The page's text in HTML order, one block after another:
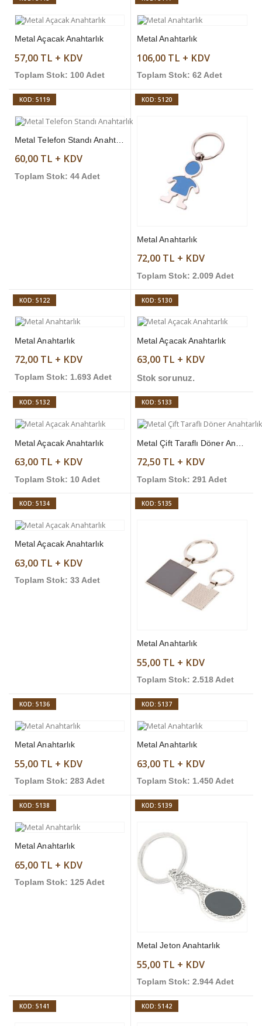
Metal Açacak Anahtarlık
57,00 TL + KDV
Toplam Stok: 100 Adet
Metal Anahtarlık
106,00 TL + KDV
Toplam Stok: 62 Adet
KOD: 5119
Metal Telefon Standı Anahtarlık
60,00 TL + KDV
Toplam Stok: 44 Adet
KOD: 5120
Metal Anahtarlık
72,00 TL + KDV
Toplam Stok: 2.009 Adet
KOD: 5122
Metal Anahtarlık
72,00 TL + KDV
Toplam Stok: 1.693 Adet
KOD: 5130
Metal Açacak Anahtarlık
63,00 TL + KDV
Stok sorunuz.
KOD: 5132
Metal Açacak Anahtarlık
63,00 TL + KDV
Toplam Stok: 10 Adet
KOD: 5133
72,50 TL + KDV
Toplam Stok: 291 Adet
KOD: 5134
Metal Açacak Anahtarlık
63,00 TL + KDV
Toplam Stok: 33 Adet
KOD: 5135
Metal Anahtarlık
55,00 TL + KDV
Toplam Stok: 2.518 Adet
KOD: 5136
Metal Anahtarlık
55,00 TL + KDV
Toplam Stok: 283 Adet
KOD: 5137
Metal Anahtarlık
63,00 TL + KDV
Toplam Stok: 1.450 Adet
KOD: 5138
Metal Anahtarlık
65,00 TL + KDV
Toplam Stok: 125 Adet
KOD: 5139
Metal Jeton Anahtarlık
55,00 TL + KDV
Toplam Stok: 2.944 Adet
KOD: 5141 KOD: 5142